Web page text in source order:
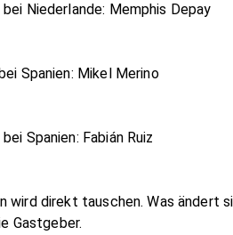
Niederlande: Memphis Depay
Spanien: Mikel Merino
Spanien: Fabián Ruiz
wird direkt tauschen. Was ändert
Gastgeber.